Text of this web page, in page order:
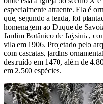
especialmente atraente. Ela é
que, segundo a lenda, foi
homenagem ao Duque de
Jardim Botânico de Jaÿsinia,
vila em 1906. Projetado pelo
com cascatas, jardins
destruído em 1470, além de
em 2.500 espécies.